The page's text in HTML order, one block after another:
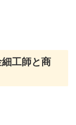
細工師と商